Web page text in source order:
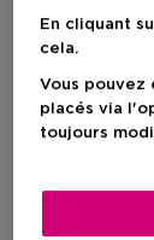
125 ML
Prix du
16,95 €
En cliquant
cela.
Vous pouvez
placés via
toujours